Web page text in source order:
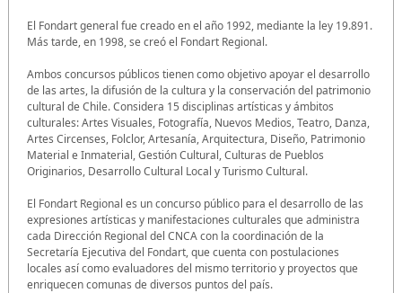
El Fondart general fue creado en el año 1992, mediante la ley 19.891.
Más tarde, en 1998, se creó el Fondart Regional.
Ambos concursos públicos tienen como objetivo apoyar el desarrollo
de las artes, la difusión de la cultura y la conservación del patrimonio
cultural de Chile. Considera 15 disciplinas artísticas y ámbitos
culturales: Artes Visuales, Fotografía, Nuevos Medios, Teatro, Danza,
Artes Circenses, Folclor, Artesanía, Arquitectura, Diseño, Patrimonio
Material e Inmaterial, Gestión Cultural, Culturas de Pueblos
Originarios, Desarrollo Cultural Local y Turismo Cultural.
El Fondart Regional es un concurso público para el desarrollo de las
expresiones artísticas y manifestaciones culturales que administra
cada Dirección Regional del CNCA con la coordinación de la
Secretaría Ejecutiva del Fondart, que cuenta con postulaciones
locales así como evaluadores del mismo territorio y proyectos que
enriquecen comunas de diversos puntos del país.